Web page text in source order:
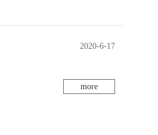
2020-6-17
more